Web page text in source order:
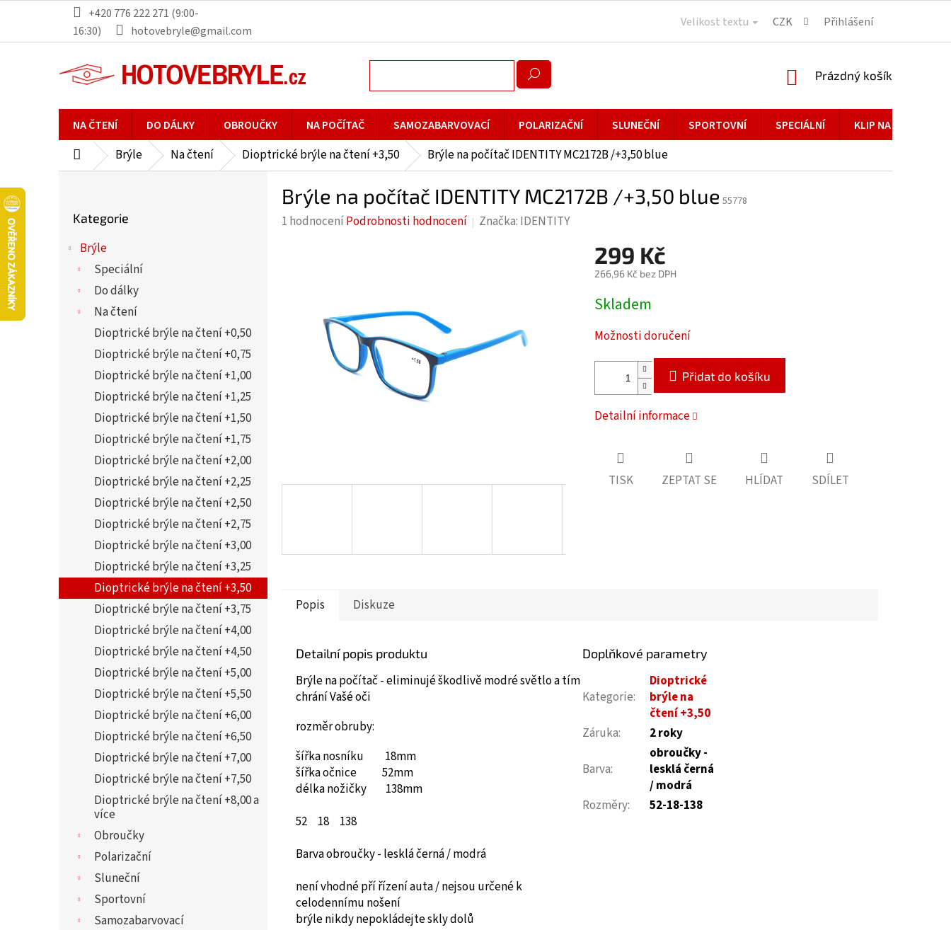
obsah
+420 776 222 271 (9:00-
16:30)
hotovebryle@gmail.com
Velikost textu CZK Přihlášení
NÁKUPNÍ
Prázdný košík
NA ČTENÍ DO DÁLKY OBROUČKY NA POČÍTAČ SAMOZABARVOVACÍ POLARIZAČNÍ SLUNEČNÍ SPORTOVNÍ SPECIÁLNÍ KLIP NA BRÝLE
DomůBrýle Na čtení Dioptrické brýle na čtení +3,50 Brýle na počítač IDENTITY MC2172B /+3,50 blue
kategorie
Kategorie
Brýle
Speciální
Do dálky
Na čtení
Dioptrické brýle na čtení +0,50
Dioptrické brýle na čtení +0,75
Dioptrické brýle na čtení +1,00
Dioptrické brýle na čtení +1,25
Dioptrické brýle na čtení +1,50
Dioptrické brýle na čtení +1,75
Dioptrické brýle na čtení +2,00
Dioptrické brýle na čtení +2,25
Dioptrické brýle na čtení +2,50
Dioptrické brýle na čtení +2,75
Dioptrické brýle na čtení +3,00
Dioptrické brýle na čtení +3,25
Dioptrické brýle na čtení +3,50
Dioptrické brýle na čtení +3,75
Dioptrické brýle na čtení +4,00
Dioptrické brýle na čtení +4,50
Dioptrické brýle na čtení +5,00
Dioptrické brýle na čtení +5,50
Dioptrické brýle na čtení +6,00
Dioptrické brýle na čtení +6,50
Dioptrické brýle na čtení +7,00
Dioptrické brýle na čtení +7,50
Dioptrické brýle na čtení +8,00 a
více
Obroučky
Polarizační
Sluneční
Sportovní
Samozabarvovací
Brýle na počítač IDENTITY MC2172B /+3,50 blue 55778
Průměrné
hvězdiček.
1 hodnoceníPodrobnosti hodnocení Značka: IDENTITY
299 Kč
266,96 Kč bez DPH
Měrná
cena:
Skladem
Možnosti doručení
Přidat do košíku
Detailní informace
TISK ZEPTAT SE HLÍDAT SDÍLET
Popis Diskuze
Detailní popis produktu
Brýle na počítač - eliminujé škodlivě modré světlo a tím
chrání Vašé oči
rozměr obruby:
šířka nosníku 18mm
šířka očnice 52mm
délka nožičky 138mm
52
18 138
Barva obroučky - lesklá černá / modrá
není vhodné pří řízení auta / nejsou určené k
celodennímu nošení
brýle nikdy nepokládejte skly dolů
Doplňkové parametry
Kategorie:
Dioptrické
brýle na
čtení +3,50
Záruka: 2 roky
Barva:
obroučky -
lesklá černá
/ modrá
Rozměry: 52-18-138